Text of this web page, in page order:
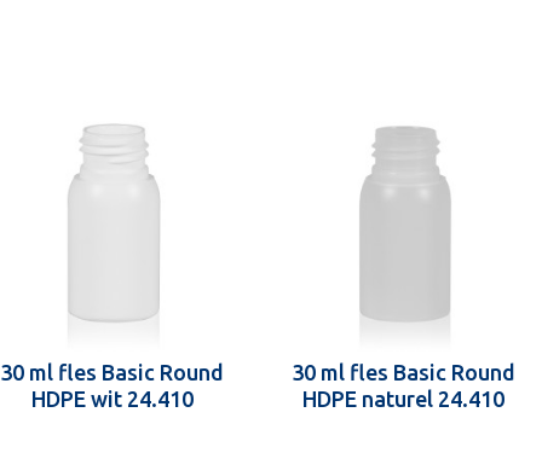
30 ml fles Basic Round
HDPE wit 24.410
30 ml fles Basic Round
HDPE naturel 24.410